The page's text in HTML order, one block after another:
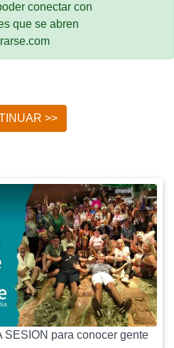
conectar con
que se abren
>>
SESION para conocer gente